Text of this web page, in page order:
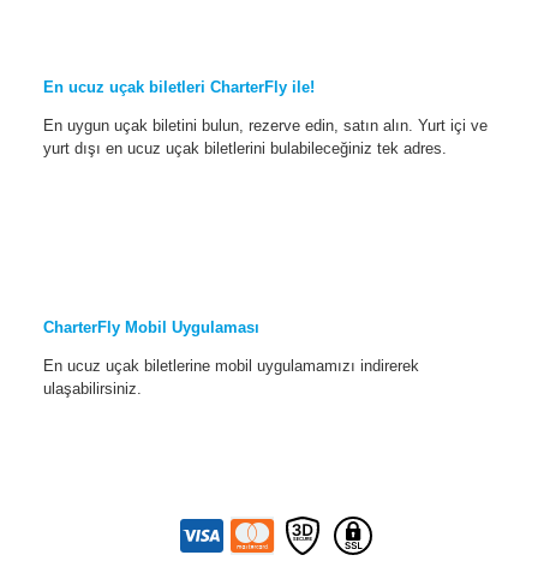
En ucuz uçak biletleri CharterFly ile!
En uygun uçak biletini bulun, rezerve edin, satın alın. Yurt içi ve
yurt dışı en ucuz uçak biletlerini bulabileceğiniz tek adres.
CharterFly Mobil Uygulaması
En ucuz uçak biletlerine mobil uygulamamızı indirerek
ulaşabilirsiniz.